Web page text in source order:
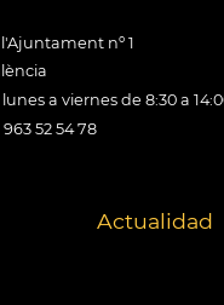
nº 1
a viernes de 8:30 a
52 54 78
Actualidad